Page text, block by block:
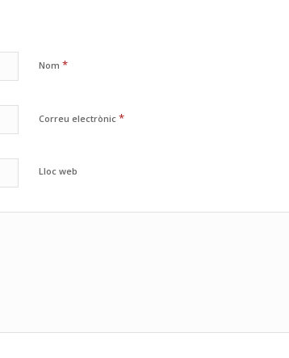
Nom *
Correu electrònic *
Lloc web